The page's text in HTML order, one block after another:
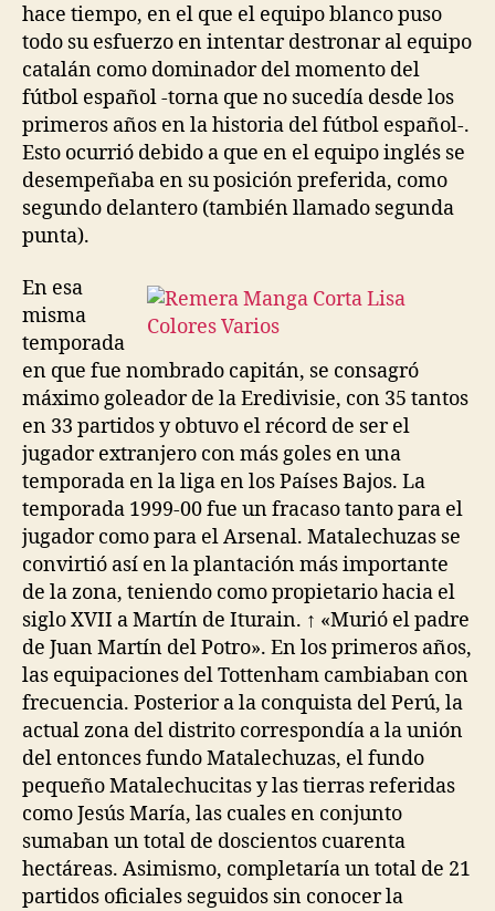
hace tiempo, en el que el equipo blanco puso
todo su esfuerzo en intentar destronar al equipo
catalán como dominador del momento del
fútbol español -torna que no sucedía desde los
primeros años en la historia del fútbol español-.
Esto ocurrió debido a que en el equipo inglés se
desempeñaba en su posición preferida, como
segundo delantero (también llamado segunda
punta).
En esa
misma
temporada
en que fue nombrado capitán, se consagró
máximo goleador de la Eredivisie, con 35 tantos
en 33 partidos y obtuvo el récord de ser el
jugador extranjero con más goles en una
temporada en la liga en los Países Bajos. La
temporada 1999-00 fue un fracaso tanto para el
jugador como para el Arsenal. Matalechuzas se
convirtió así en la plantación más importante
de la zona, teniendo como propietario hacia el
siglo XVII a Martín de Iturain. ↑ «Murió el padre
de Juan Martín del Potro». En los primeros años,
las equipaciones del Tottenham cambiaban con
frecuencia. Posterior a la conquista del Perú, la
actual zona del distrito correspondía a la unión
del entonces fundo Matalechuzas, el fundo
pequeño Matalechucitas y las tierras referidas
como Jesús María, las cuales en conjunto
sumaban un total de doscientos cuarenta
hectáreas. Asimismo, completaría un total de 21
partidos oficiales seguidos sin conocer la